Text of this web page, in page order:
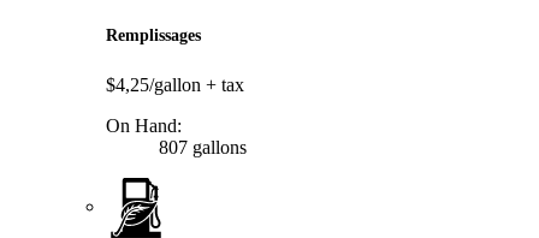
Remplissages
$4,25/gallon + tax
On Hand:
807 gallons